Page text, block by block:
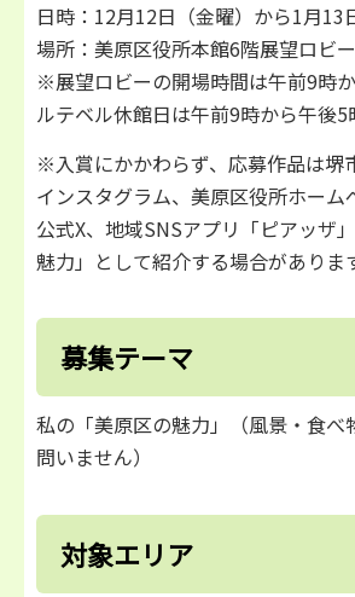
日時：12月12日（金曜）から1月13
場所：美原区役所本館6階展望ロビー
※展望ロビーの開場時間は午前9時
ルテベル休館日は午前9時から午後5
※入賞にかかわらず、応募作品は堺
インスタグラム、美原区役所ホーム
公式X、地域SNSアプリ「ピアッザ
魅力」として紹介する場合がありま
募集テーマ
私の「美原区の魅力」（風景・食べ
問いません）
対象エリア